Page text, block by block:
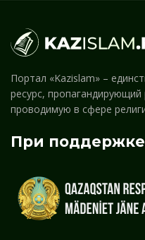
Портал «Kazislam» –
ресурс, пропагандирующий
проводимую в сфере
При